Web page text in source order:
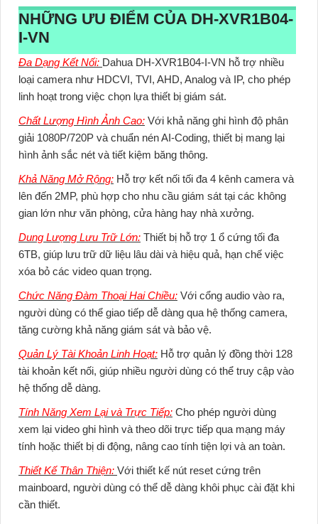
NHỮNG ƯU ĐIỂM CỦA DH-XVR1B04-
I-VN
Đa Dạng Kết Nối: Dahua DH-XVR1B04-I-VN hỗ trợ nhiều
loại camera như HDCVI, TVI, AHD, Analog và IP, cho phép
linh hoạt trong việc chọn lựa thiết bị giám sát.
Chất Lượng Hình Ảnh Cao: Với khả năng ghi hình độ phân
giải 1080P/720P và chuẩn nén AI-Coding, thiết bị mang lại
hình ảnh sắc nét và tiết kiệm băng thông.
Khả Năng Mở Rộng: Hỗ trợ kết nối tối đa 4 kênh camera và
lên đến 2MP, phù hợp cho nhu cầu giám sát tại các không
gian lớn như văn phòng, cửa hàng hay nhà xưởng.
Dung Lượng Lưu Trữ Lớn: Thiết bị hỗ trợ 1 ổ cứng tối đa
6TB, giúp lưu trữ dữ liệu lâu dài và hiệu quả, hạn chế việc
xóa bỏ các video quan trọng.
Chức Năng Đàm Thoại Hai Chiều: Với cổng audio vào ra,
người dùng có thể giao tiếp dễ dàng qua hệ thống camera,
tăng cường khả năng giám sát và bảo vệ.
Quản Lý Tài Khoản Linh Hoạt: Hỗ trợ quản lý đồng thời 128
tài khoản kết nối, giúp nhiều người dùng có thể truy cập vào
hệ thống dễ dàng.
Tính Năng Xem Lại và Trực Tiếp: Cho phép người dùng
xem lại video ghi hình và theo dõi trực tiếp qua mạng máy
tính hoặc thiết bị di động, nâng cao tính tiện lợi và an toàn.
Thiết Kế Thân Thiện: Với thiết kế nút reset cứng trên
mainboard, người dùng có thể dễ dàng khôi phục cài đặt khi
cần thiết.